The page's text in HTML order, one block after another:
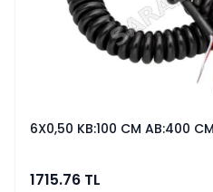
6X0,50 KB:100 CM AB:400
1715.76 TL